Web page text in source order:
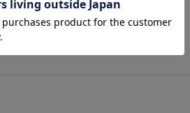
ROPÉ_シアートップス